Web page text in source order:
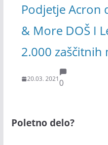
Podjetje Acron
& More DOŠ I
2.000 zaščitnih
20.03. 20210
Poletno delo?